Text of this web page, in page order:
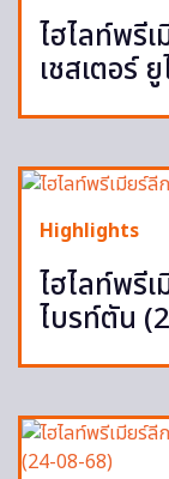
ไฮไลท์พรี
เชสเตอร์
Highlights
ไฮไลท์พรี
ไบรท์ตัน